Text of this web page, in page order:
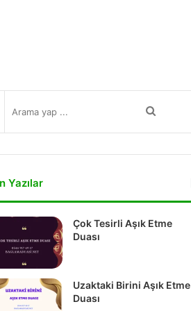
Arama
yap
Yazılar
Çok Tesirli Aşık Etme
Duası
Uzaktaki Birini Aşık Etme
Duası